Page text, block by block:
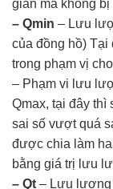
gian mà không bị
– Qmin – Lưu
của đồng hồ)
trong phạm vị
– Phạm vi lưu
Qmax, tại đây
sai số vượt quá
được chia làm
bằng giá trị lưu
– Qt – Lưu lượng